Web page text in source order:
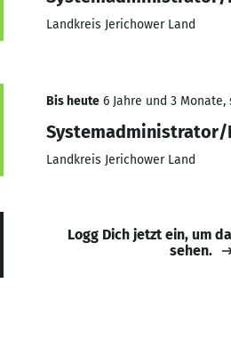
Landkreis Jerichower Land
Bis heute 6 Jahre und 3 Monate,
Landkreis Jerichower Land
Logg Dich jetzt ein, um
sehen.